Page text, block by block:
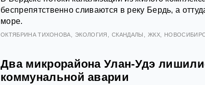
беспрепятственно сливаются в реку Бердь, а
море.
ОКТЯБРИНА ТИХОНОВА ЭКОЛОГИЯ СКАНДАЛЫ ЖКХ
Два микрорайона Улан-Удэ
коммунальной аварии